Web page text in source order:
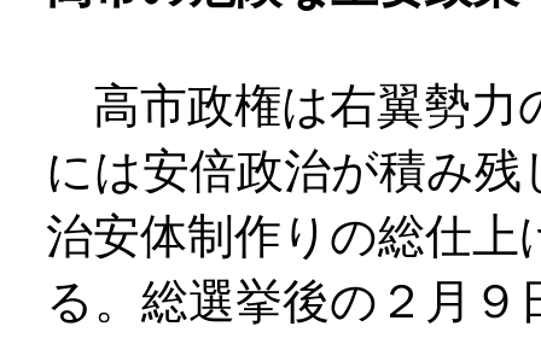
高市政権は右翼勢力
には安倍政治が積み
治安体制作りの総仕
る。総選挙後の２月